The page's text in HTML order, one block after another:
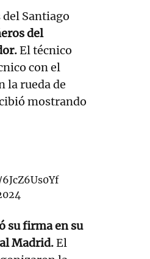
Santiago
del
El técnico
con el
la rueda de
mostrando
su firma en su
Madrid.El